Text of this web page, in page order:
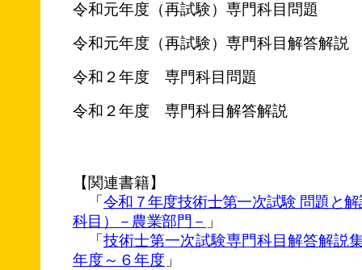
令和元年度（再試験）専門科目問題
令和元年度（再試験）専門科目解答解説
令和２年度 専門科目問題
令和２年度 専門科目解答解説
【関連書籍】
「 令和７年度技術士第一次試験 問題と
科目）－農業部門－ 」
「 技術士第一次試験専門科目解答解説
年度～６年度 」